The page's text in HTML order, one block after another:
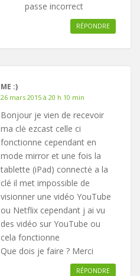
passe incorrect
RÉPONDRE
ME :)
26 mars 2015 à 20 h 10 min
Bonjour je vien de recevoir
ma clė ezcast celle ci
fonctionne cependant en
mode mirror et une fois la
tablette (iPad) connectė a la
clé il met impossible de
visionner une vidéo YouTube
ou Netflix cependant j ai vu
des vidéo sur YouTube ou
cela fonctionne
Que dois je faire ? Merci
RÉPONDRE